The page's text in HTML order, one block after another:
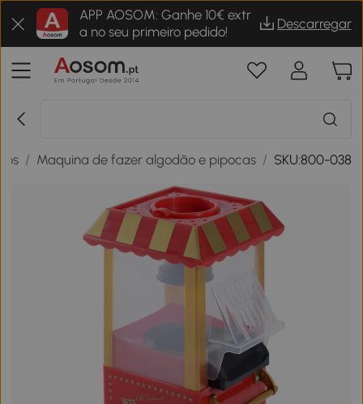
APP AOSOM: Ganhe 10€ extr
a no seu primeiro pedido!
Descarregar
/ Maquina de fazer algodão e pipocas / SKU:800-038